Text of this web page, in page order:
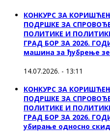
КОНКУРС ЗА
ПОДРШКЕ ЗА
ПОЛИТИКЕ И
ГРАД БОР ЗА 2026.
машина за ђубрење
14.07.2026. - 13:11
КОНКУРС ЗА
ПОДРШКЕ ЗА
ПОЛИТИКЕ И
ГРАД БОР ЗА 2026.
убирање односно